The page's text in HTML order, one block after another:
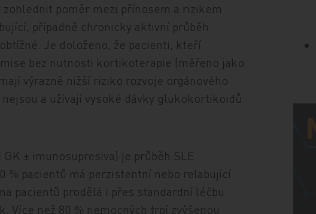
poměr mezi přínosem a rizikem
případně chronicky aktivní průběh
Je doloženo, že pacienti, kteří
bez nutnosti kortikoterapie (měřeno jako
výrazně nižší riziko rozvoje orgánového
a užívají vysoké dávky glukokortikoidů
± imunosupresiva) je průběh SLE
% pacientů má perzistentní nebo relabující
pacientů prodělá i přes standardní léčbu
Více než 80 % nemocných trpí zvýšenou